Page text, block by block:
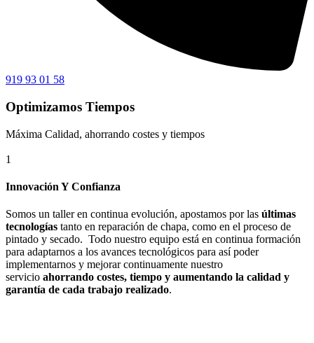
919 93 01 58
Optimizamos Tiempos
Máxima Calidad, ahorrando costes y tiempos
1
Innovación Y Confianza
Somos un taller en continua evolución, apostamos por las últimas
tecnologías tanto en reparación de chapa, como en el proceso de
pintado y secado. Todo nuestro equipo está en continua formación
para adaptarnos a los avances tecnológicos para así poder
implementarnos y mejorar continuamente nuestro
servicio ahorrando costes, tiempo y aumentando la calidad y
garantía de cada trabajo realizado.